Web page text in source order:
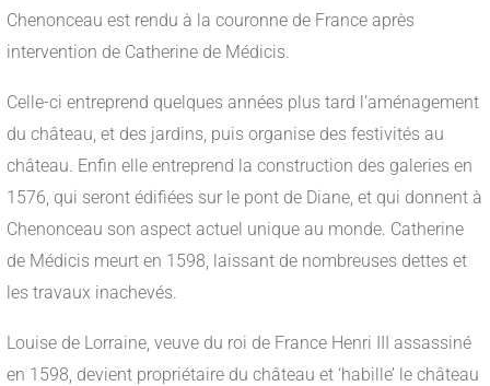
Chenonceau est rendu à la couronne de France après
intervention de Catherine de Médicis.
Celle-ci entreprend quelques années plus tard l’aménagement
du château, et des jardins, puis organise des festivités au
château. Enfin elle entreprend la construction des galeries en
1576, qui seront édifiées sur le pont de Diane, et qui donnent à
Chenonceau son aspect actuel unique au monde. Catherine
de Médicis meurt en 1598, laissant de nombreuses dettes et
les travaux inachevés.
Louise de Lorraine, veuve du roi de France Henri III assassiné
en 1598, devient propriétaire du château et ‘habille’ le château